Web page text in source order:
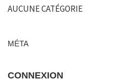
AUCUNE CATÉGORIE
MÉTA
CONNEXION